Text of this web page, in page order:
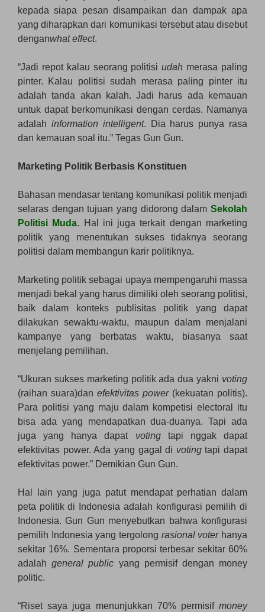
kepada siapa pesan disampaikan dan dampak apa
yang diharapkan dari komunikasi tersebut atau disebut
denganwhat effect.
“Jadi repot kalau seorang politisiudah merasa paling
pinter. Kalau politisi sudah merasa paling pinter itu
adalah tanda akan kalah. Jadi harus ada kemauan
untuk dapat berkomunikasi dengan cerdas. Namanya
adalah information intelligent. Dia harus punya rasa
dan kemauan soal itu.” Tegas Gun Gun.
Marketing Politik Berbasis Konstituen
Bahasan mendasar tentang komunikasi politik menjadi
selaras dengan tujuan yang didorong dalam Sekolah
Politisi Muda. Hal ini juga terkait dengan marketing
politik yang menentukan sukses tidaknya seorang
politisi dalam membangun karir politiknya.
Marketing politik sebagai upaya mempengaruhi massa
menjadi bekal yang harus dimiliki oleh seorang politisi,
baik dalam konteks publisitas politik yang dapat
dilakukan sewaktu-waktu, maupun dalam menjalani
kampanye yang berbatas waktu, biasanya saat
menjelang pemilihan.
“Ukuran sukses marketing politik ada dua yakni voting
(raihan suara)dan efektivitas power (kekuatan politis).
Para politisi yang maju dalam kompetisi electoral itu
bisa ada yang mendapatkan dua-duanya. Tapi ada
juga yang hanya dapat votingtapi nggak dapat
efektivitas power. Ada yang gagal di votingtapi dapat
efektivitas power.” Demikian Gun Gun.
Hal lain yang juga patut mendapat perhatian dalam
peta politik di Indonesia adalah konfigurasi pemilih di
Indonesia. Gun Gun menyebutkan bahwa konfigurasi
pemilih Indonesia yang tergolong rasional voterhanya
sekitar 16%. Sementara proporsi terbesar sekitar 60%
adalahgeneral public yang permisif dengan money
politic.
“Riset saya juga menunjukkan 70% permisif money